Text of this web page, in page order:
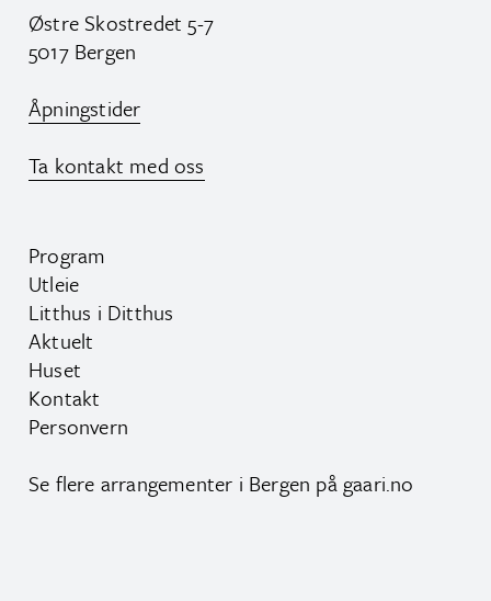
Østre Skostredet 5-7
5017 Bergen
Åpningstider
Ta kontakt med oss
Program
Utleie
Litthus i Ditthus
Aktuelt
Huset
Kontakt
Personvern
Se flere arrangementer i Bergen på gaari.no